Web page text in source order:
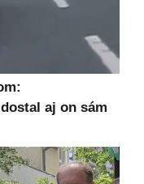
aj on sám